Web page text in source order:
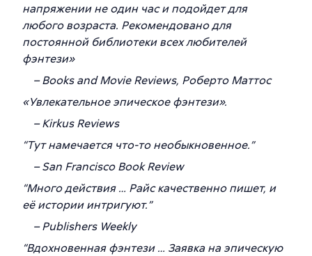
напряжении не один час и подойдет для
любого возраста. Рекомендовано для
постоянной библиотеки всех любителей
фэнтези»
– Books and Movie Reviews, Роберто Маттос
«Увлекательное эпическое фэнтези».
– Kirkus Reviews
“Тут намечается что-то необыкновенное.”
– San Francisco Book Review
“Много действия … Райс качественно пишет, и
её истории интригуют.”
– Publishers Weekly
“Вдохновенная фэнтези … Заявка на эпическую